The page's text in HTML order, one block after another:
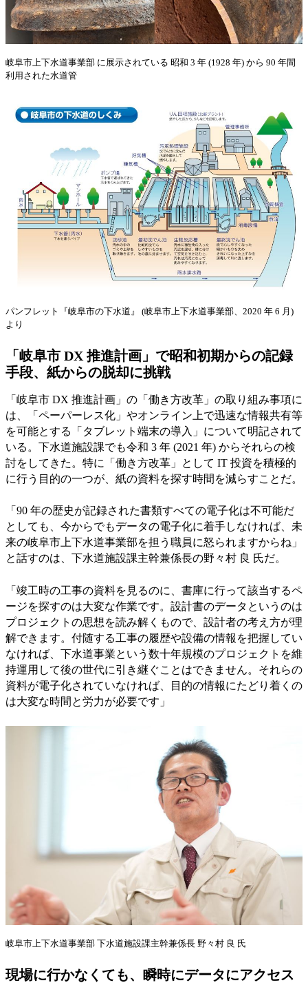
岐阜市上下水道事業部 に展示されている 昭和 3 年 (1928 年) から 90 年間
利用された水道管
パンフレット『岐阜市の下水道』 (岐阜市上下水道事業部、2020 年 6 月)
より
「岐阜市 DX 推進計画」で昭和初期からの記録
手段、紙からの脱却に挑戦
「岐阜市 DX 推進計画」の「働き方改革」の取り組み事項に
は、「ペーパーレス化」やオンライン上で迅速な情報共有等
を可能とする「タブレット端末の導入」について明記されて
いる。下水道施設課でも令和 3 年 (2021 年) からそれらの検
討をしてきた。特に「働き方改革」として IT 投資を積極的
に行う目的の一つが、紙の資料を探す時間を減らすことだ。
「90 年の歴史が記録された書類すべての電子化は不可能だ
としても、今からでもデータの電子化に着手しなければ、未
来の岐阜市上下水道事業部を担う職員に怒られますからね」
と話すのは、下水道施設課主幹兼係長の野々村 良 氏だ。
「竣工時の工事の資料を見るのに、書庫に行って該当するペ
ージを探すのは大変な作業です。設計書のデータというのは
プロジェクトの思想を読み解くもので、設計者の考え方が理
解できます。付随する工事の履歴や設備の情報を把握してい
なければ、下水道事業という数十年規模のプロジェクトを維
持運用して後の世代に引き継ぐことはできません。それらの
資料が電子化されていなければ、目的の情報にたどり着くの
は大変な時間と労力が必要です」
岐阜市上下水道事業部 下水道施設課主幹兼係長 野々村 良 氏
現場に行かなくても、瞬時にデータにアクセス